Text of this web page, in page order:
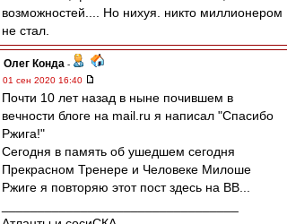
возможностей.... Но нихуя. никто миллионером
не стал.
Олег Конда -
01 сен 2020 16:40
Почти 10 лет назад в ныне почившем в
вечности блоге на mail.ru я написал "Спасибо
Ржига!"
Сегодня в память об ушедшем сегодня
Прекрасном Тренере и Человеке Милоше
Ржиге я повторяю этот пост здесь на ВВ...